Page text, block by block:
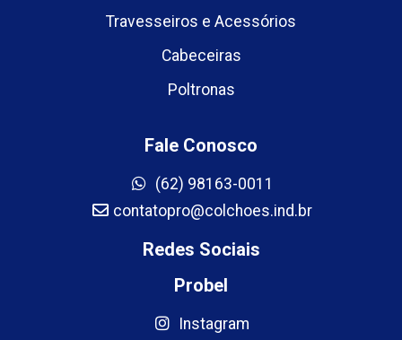
Travesseiros e Acessórios
Cabeceiras
Poltronas
Fale Conosco
(62) 98163-0011
contatopro@colchoes.ind.br
Redes Sociais
Probel
Instagram